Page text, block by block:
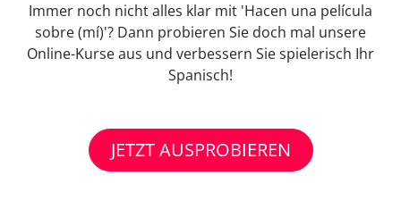
Immer noch nicht alles klar mit 'Hacen una película
sobre (mí)'? Dann probieren Sie doch mal unsere
Online-Kurse aus und verbessern Sie spielerisch Ihr
Spanisch!
JETZT AUSPROBIEREN